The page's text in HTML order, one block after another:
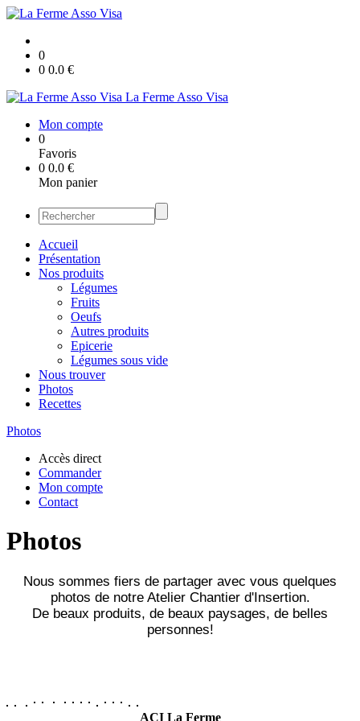
0
0 0.0 €
La Ferme Asso Visa
Mon compte
0
Favoris
0 0.0 €
Mon panier
Accueil
Présentation
Nos produits
Légumes
Fruits
Oeufs
Autres produits
Epicerie
Légumes sous vide
Nous trouver
Photos
Recettes
Photos
Accès direct
Commander
Mon compte
Contact
Photos
Nous sommes fiers de partager avec vous quelques
photos de notre Atelier Chantier d'Insertion.
De beaux produits, de beaux paysages, de belles
personnes!
ACI La Ferme